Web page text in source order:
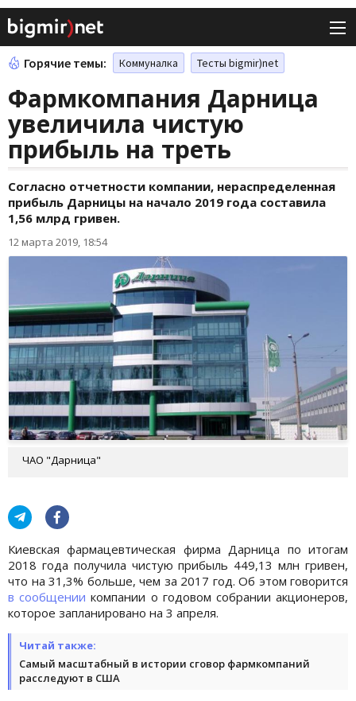
Горячие темы: Коммуналка Тесты bigmir)net
Фармкомпания Дарница
увеличила чистую
прибыль на треть
Согласно отчетности компании, нераспределенная
прибыль Дарницы на начало 2019 года составила
1,56 млрд гривен.
12 марта 2019, 18:54
ЧАО "Дарница"
Киевская фармацевтическая фирма Дарница по итогам
2018 года получила чистую прибыль 449,13 млн гривен,
что на 31,3% больше, чем за 2017 год. Об этом говорится
в сообщении компании о годовом собрании акционеров,
которое запланировано на 3 апреля.
Читай также:
Самый масштабный в истории сговор фармкомпаний
расследуют в США